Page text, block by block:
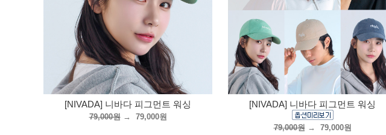
[NIVADA] 니바다 피그먼트 워싱
79,000원→ 79,000원
[NIVADA] 니바다 피그먼트 워싱
79,000원→ 79,000원